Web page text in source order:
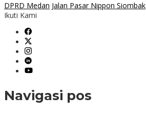
DPRD Medan Jalan Pasar Nippon Siombak
Ikuti Kami
Navigasi pos